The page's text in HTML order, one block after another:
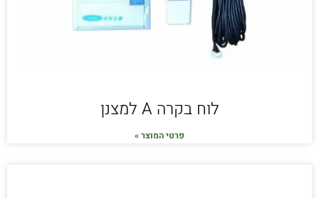
לוח בקרה A למצנן
פרטי המוצר »